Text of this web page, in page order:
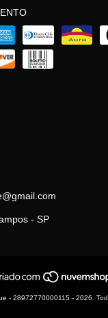
- SP
- 28972770000115 - 2026.